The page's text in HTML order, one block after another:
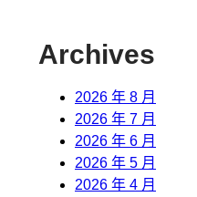
Archives
2026 年 8 月
2026 年 7 月
2026 年 6 月
2026 年 5 月
2026 年 4 月